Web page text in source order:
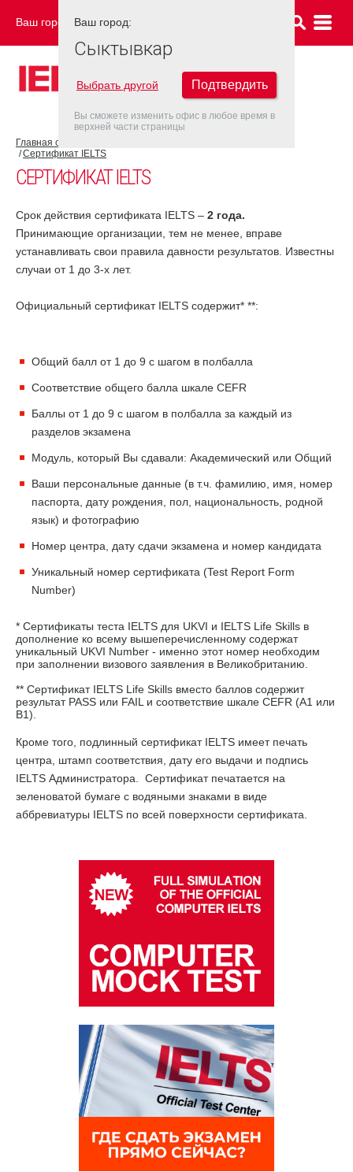
Ваш город: СЫКТЫВКАР
Главная страница
Сертификат IELTS
СЕРТИФИКАТ IELTS
Срок действия сертификата IELTS – 2 года.
Принимающие организации, тем не менее, вправе
устанавливать свои правила давности результатов. Известны
случаи от 1 до 3-х лет.
Официальный сертификат IELTS содержит* **:
Общий балл от 1 до 9 с шагом в полбалла
Соответствие общего балла шкале CEFR
Баллы от 1 до 9 с шагом в полбалла за каждый из
разделов экзамена
Модуль, который Вы сдавали: Академический или Общий
Ваши персональные данные (в т.ч. фамилию, имя, номер
паспорта, дату рождения, пол, национальность, родной
язык) и фотографию
Номер центра, дату сдачи экзамена и номер кандидата
Уникальный номер сертификата (Test Report Form
Number)
* Сертификаты теста IELTS для UKVI и IELTS Life Skills в
дополнение ко всему вышеперечисленному содержат
уникальный UKVI Number - именно этот номер необходим
при заполнении визового заявления в Великобританию.
** Сертификат IELTS Life Skills вместо баллов содержит
результат PASS или FAIL и соответствие шкале CEFR (A1 или
B1).
Кроме того, подлинный сертификат IELTS имеет печать
центра, штамп соответствия, дату его выдачи и подпись
IELTS Администратора. Сертификат печатается на
зеленоватой бумаге с водяными знаками в виде
аббревиатуры IELTS по всей поверхности сертификата.
Ваш город:
Сыктывкар
Выбрать другой Подтвердить
Вы сможете изменить офис в любое время в
верхней части страницы